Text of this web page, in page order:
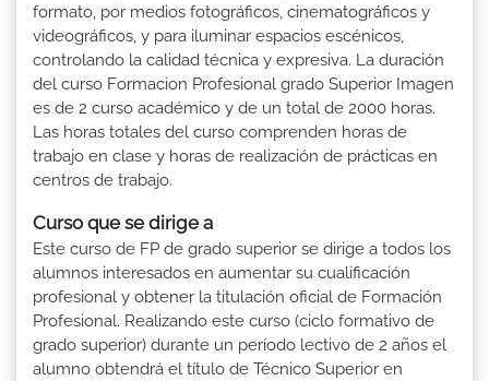
formato, por medios fotográficos, cinematográficos y
videográficos, y para iluminar espacios escénicos,
controlando la calidad técnica y expresiva. La duración
del curso Formacion Profesional grado Superior Imagen
es de 2 curso académico y de un total de 2000 horas.
Las horas totales del curso comprenden horas de
trabajo en clase y horas de realización de prácticas en
centros de trabajo.
Curso que se dirige a
Este curso de FP de grado superior se dirige a todos los
alumnos interesados en aumentar su cualificación
profesional y obtener la titulación oficial de Formación
Profesional. Realizando este curso (ciclo formativo de
grado superior) durante un período lectivo de 2 años el
alumno obtendrá el título de Técnico Superior en